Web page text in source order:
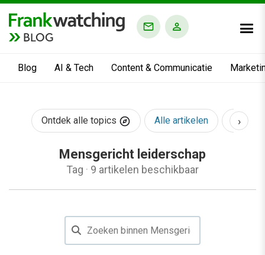
BLOG
Blog AI & Tech Content & Communicatie
Ontdek alle topics Alle artikelen AI &
›
Mensgericht leiderschap
Tag · 9 artikelen beschikbaar